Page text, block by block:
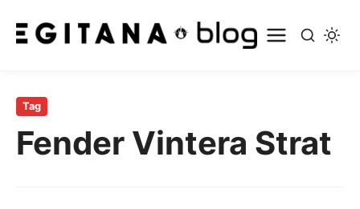
para
conteúdo
principal
Tag
Fender Vintera Strat